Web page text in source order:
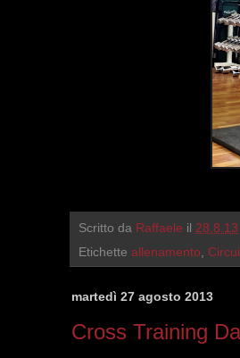
Scritto da Raffaele il 28.8.13
Etichette allenamento
martedì 27 agosto 2013
Cross Training